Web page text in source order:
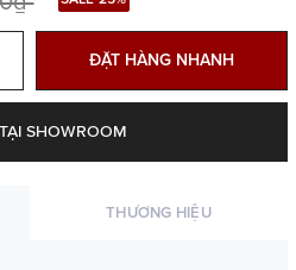
ĐẶT HÀNG NHANH
SHOWROOM
THƯƠNG HIỆU